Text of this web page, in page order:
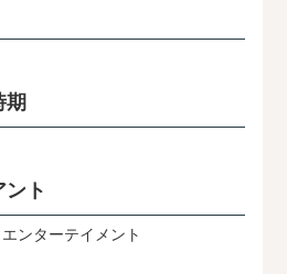
期
ト
ンターテイメント